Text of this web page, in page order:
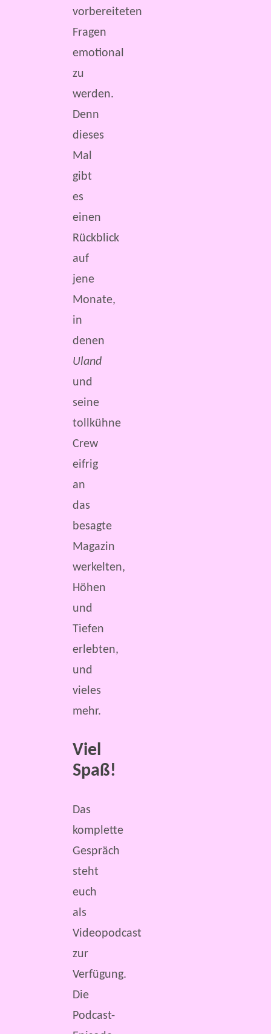
vorbereiteten
Fragen
emotional
zu
werden.
Denn
dieses
Mal
gibt
es
einen
Rückblick
auf
jene
Monate,
in
denen
Uland
und
seine
tollkühne
Crew
eifrig
an
das
besagte
Magazin
werkelten,
Höhen
und
Tiefen
erlebten,
und
vieles
mehr.
Viel
Spaß!
Das
komplette
Gespräch
steht
euch
als
Videopodcast
zur
Verfügung.
Die
Podcast-